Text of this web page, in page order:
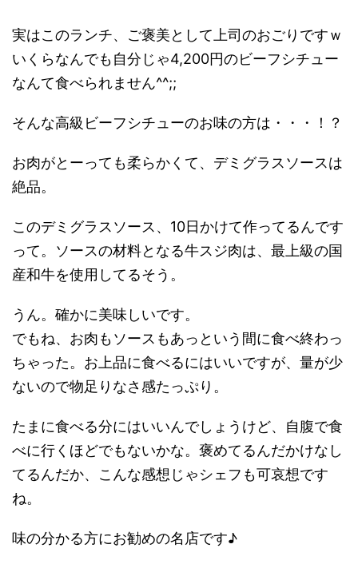
実はこのランチ、ご褒美として上司のおごりですｗ
いくらなんでも自分じゃ4,200円のビーフシチュー
なんて食べられません^^;;
そんな高級ビーフシチューのお味の方は・・・！？
お肉がとーっても柔らかくて、デミグラスソースは
絶品。
このデミグラスソース、10日かけて作ってるんです
って。ソースの材料となる牛スジ肉は、最上級の国
産和牛を使用してるそう。
うん。確かに美味しいです。
でもね、お肉もソースもあっという間に食べ終わっ
ちゃった。お上品に食べるにはいいですが、量が少
ないので物足りなさ感たっぷり。
たまに食べる分にはいいんでしょうけど、自腹で食
べに行くほどでもないかな。褒めてるんだかけなし
てるんだか、こんな感想じゃシェフも可哀想です
ね。
味の分かる方にお勧めの名店です♪